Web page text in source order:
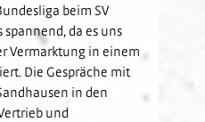
beim SV
da es uns
Vermarktung in einem
Die Gespräche mit
in den
und